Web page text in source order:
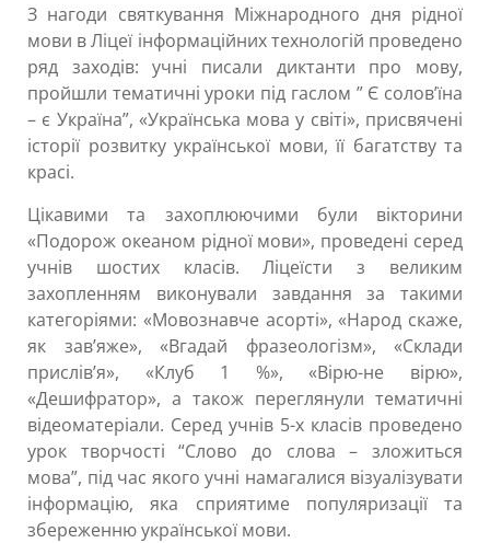
З нагоди святкування Міжнародного дня рідної
мови в Ліцеї інформаційних технологій проведено
ряд заходів: учні писали диктанти про мову,
пройшли тематичні уроки під гаслом ” Є солов’їна
– є Україна”, «Українська мова у світі», присвячені
історії розвитку української мови, її багатству та
красі.
Цікавими та захоплюючими були вікторини
«Подорож океаном рідної мови», проведені серед
учнів шостих класів. Ліцеїсти з великим
захопленням виконували завдання за такими
категоріями: «Мовознавче асорті», «Народ скаже,
як зав’яже», «Вгадай фразеологізм», «Склади
прислів’я», «Клуб 1 %», «Вірю-не вірю»,
«Дешифратор», а також переглянули тематичні
відеоматеріали. Серед учнів 5-х класів проведено
урок творчості “Слово до слова – зложиться
мова”, під час якого учні намагалися візуалізувати
інформацію, яка сприятиме популяризації та
збереженню української мови.